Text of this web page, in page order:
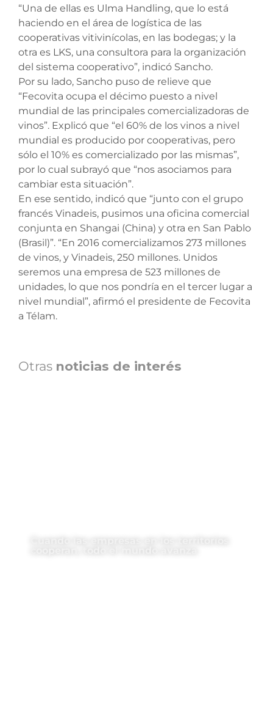
“Una de ellas es Ulma Handling, que lo está
haciendo en el área de logística de las
cooperativas vitivinícolas, en las bodegas; y la
otra es LKS, una consultora para la organización
del sistema cooperativo”, indicó Sancho.
Por su lado, Sancho puso de relieve que
“Fecovita ocupa el décimo puesto a nivel
mundial de las principales comercializadoras de
vinos”. Explicó que “el 60% de los vinos a nivel
mundial es producido por cooperativas, pero
sólo el 10% es comercializado por las mismas”,
por lo cual subrayó que “nos asociamos para
cambiar esta situación”.
En ese sentido, indicó que “junto con el grupo
francés Vinadeis, pusimos una oficina comercial
conjunta en Shangai (China) y otra en San Pablo
(Brasil)”. “En 2016 comercializamos 273 millones
de vinos, y Vinadeis, 250 millones. Unidos
seremos una empresa de 523 millones de
unidades, lo que nos pondría en el tercer lugar a
nivel mundial”, afirmó el presidente de Fecovita
a Télam.
Otras noticias de interés